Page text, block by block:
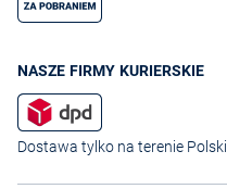
NASZE FIRMY KURIERSKIE
Dostawa tylko na terenie Polski